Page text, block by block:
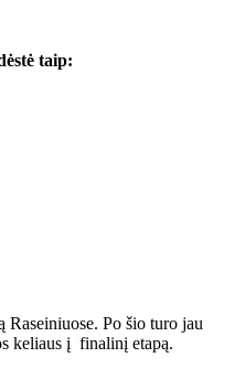
taip:
Raseiniuose. Po šio turo jau
keliaus į finalinį etapą.